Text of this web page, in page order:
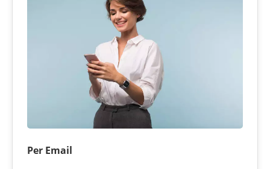
Per Email